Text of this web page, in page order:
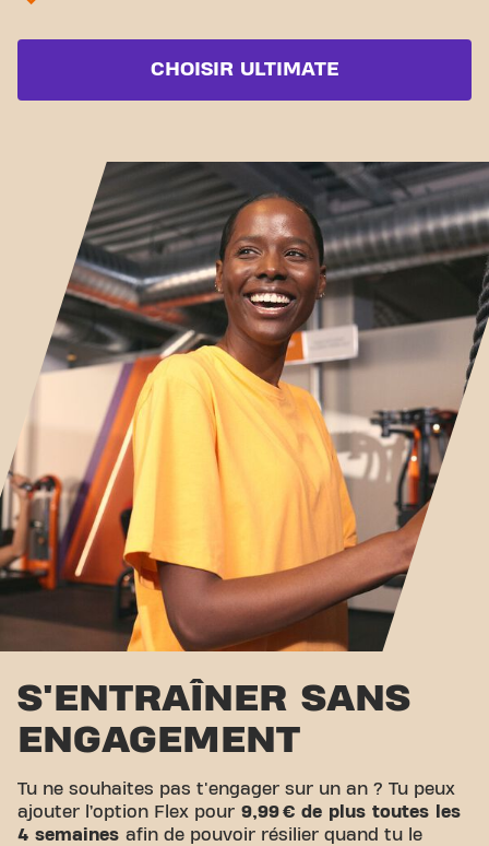
CHOISIR ULTIMATE
S'ENTRAÎNER SANS
ENGAGEMENT
Tu ne souhaites pas t'engager sur un an ? Tu peux
ajouter l’option Flex pour 9,99 € de plus toutes les
4 semaines afin de pouvoir résilier quand tu le